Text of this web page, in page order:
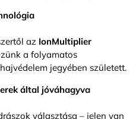
az IonMultiplier
a folyamatos
jegyében született.
által jóváhagyva
választása – jelen van